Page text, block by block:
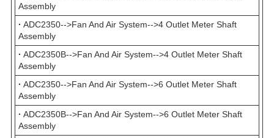
Assembly
· ADC2350-->Fan And Air System-->4 Outlet Meter Shaft
Assembly
· ADC2350B-->Fan And Air System-->4 Outlet Meter Shaft
Assembly
· ADC2350-->Fan And Air System-->6 Outlet Meter Shaft
Assembly
· ADC2350B-->Fan And Air System-->6 Outlet Meter Shaft
Assembly